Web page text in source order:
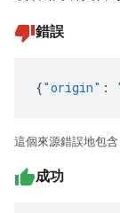
錯誤
{"origin" :
這個來源錯誤地包含
成功